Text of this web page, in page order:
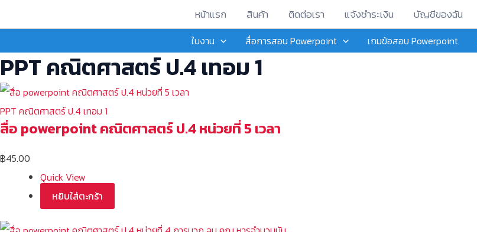
to
หน้าแรก สินค้า ติดต่อเรา แจ้งชำระเงิน บัญชีของฉัน
ใบงาน สื่อการสอน Powerpoint เกมข้อสอบ Powerpoint
PPT คณิตศาสตร์ ป.4 เทอม 1
PPT คณิตศาสตร์ ป.4 เทอม 1
สื่อ powerpoint คณิตศาสตร์ ป.4 หน่วยที่ 5 เวลา
฿45.00
Quick View
หยิบใส่ตะกร้า